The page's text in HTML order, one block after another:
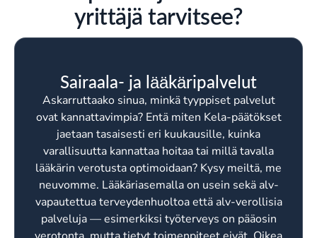
yrittäjä tarvitsee?
Sairaala- ja lääkäripalvelut
Askarruttaako sinua, minkä tyyppiset palvelut
ovat kannattavimpia? Entä miten Kela-päätökset
jaetaan tasaisesti eri kuukausille, kuinka
varallisuutta kannattaa hoitaa tai millä tavalla
lääkärin verotusta optimoidaan? Kysy meiltä, me
neuvomme. Lääkäriasemalla on usein sekä alv-
vapautettua terveydenhuoltoa että alv-verollisia
palveluja — esimerkiksi työterveys on pääosin